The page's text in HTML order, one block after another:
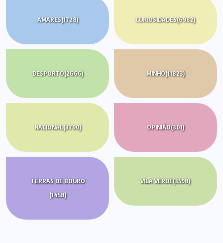
AMARES(1728) CURIOSIDADES(6982)
DESPORTO(2666) MINHO(11823)
NACIONAL(3790) OPINIÃO(301)
TERRAS DE BOURO
(1458)
VILA VERDE(3598)